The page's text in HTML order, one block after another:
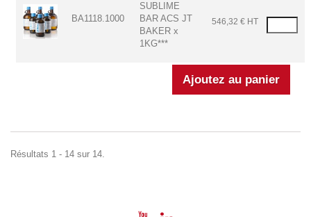
BA1118.1000
SUBLIME
BAR ACS JT
BAKER x
1KG***
546,32 € HT
Résultats 1 - 14 sur 14.